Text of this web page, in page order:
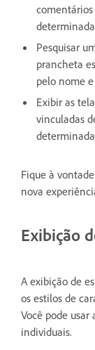
Pesquisar
prancheta
pelo nome e
Exibir as
vinculadas
Fique à
nova
Exibição
A exibição de
os estilos de
Você pode usar
individuais.